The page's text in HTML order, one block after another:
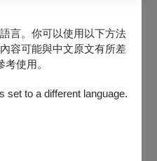
言。你可以使用以下方法
容可能與中文原文有所差
使用。
set to a different language.
Kong Film Critics Society
樹林之中，同行的同僚高志
牽涉該失槍的搶案。警方茫
。被喻為「神探」的陳桂彬
案方法詭異，被外界視為精
警方，自身性命也危在旦